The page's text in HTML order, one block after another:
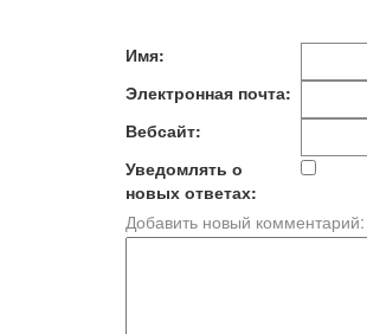
Имя:
Электронная почта:
Вебсайт:
Уведомлять о
новых ответах:
Добавить новый комментарий: